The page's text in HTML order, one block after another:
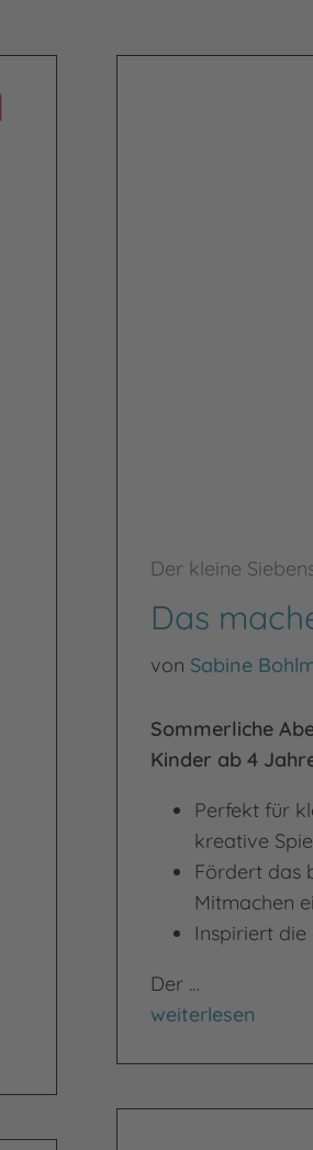
Der kleine
Das
von Sabine
Sommerliche
Kinder ab 4
Perfekt für
kreative
Fördert das
Mitmachen
Inspiriert
Der …
Das machen wir
weiterlesen